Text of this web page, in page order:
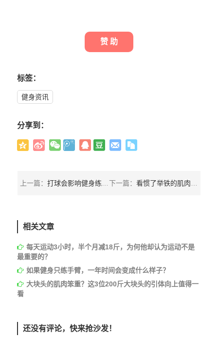
赞 助
标签：
健身资讯
分享到：
上一篇： 打球会影响健身练肌肉吗？会不会让肌肉全都流失掉？ 下一篇： 看惯了举铁的肌肉男，那就来感受下攀岩运动员的力量吧
相关文章
每天运动3小时，半个月减18斤，为何他却认为运动不是
最重要的？
如果健身只练手臂，一年时间会变成什么样子？
大块头的肌肉笨重？这3位200斤大块头的引体向上值得一
看
还没有评论，快来抢沙发！